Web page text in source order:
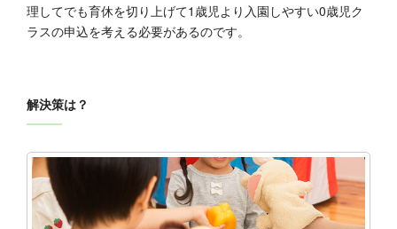
理してでも育休を切り上げて1歳児より入園しやすい0歳児ク
ラスの申込を考える必要があるのです。
解決策は？